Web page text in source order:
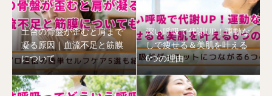
土台の骨盤が歪むと肩まで
凝る原因｜血流不足と筋膜
について
深い呼吸で代謝UP！運動な
しで痩せる＆美肌を叶える
6つの理由